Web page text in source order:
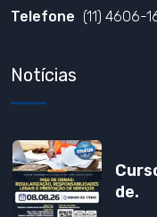
Telefone (11) 4606-
Notícias
de.